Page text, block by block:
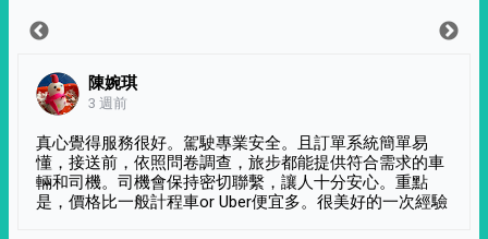
陳婉琪
3 週前
真心覺得服務很好。駕駛專業安全。且訂單系統簡單易
懂，接送前，依照問卷調查，旅步都能提供符合需求的車
輛和司機。司機會保持密切聯繫，讓人十分安心。重點
是，價格比一般計程車or Uber便宜多。很美好的一次經驗